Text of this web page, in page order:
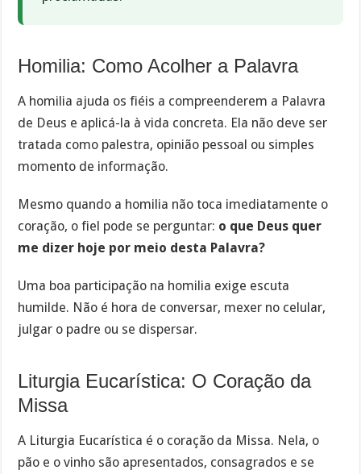
Homilia: Como Acolher a Palavra
A homilia ajuda os fiéis a compreenderem a Palavra
de Deus e aplicá-la à vida concreta. Ela não deve ser
tratada como palestra, opinião pessoal ou simples
momento de informação.
Mesmo quando a homilia não toca imediatamente o
coração, o fiel pode se perguntar: o que Deus quer
me dizer hoje por meio desta Palavra?
Uma boa participação na homilia exige escuta
humilde. Não é hora de conversar, mexer no celular,
julgar o padre ou se dispersar.
Liturgia Eucarística: O Coração da
Missa
A Liturgia Eucarística é o coração da Missa. Nela, o
pão e o vinho são apresentados, consagrados e se